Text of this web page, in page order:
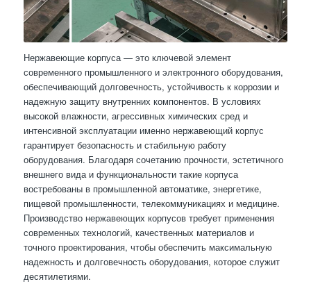
Нержавеющие корпуса — это ключевой элемент
современного промышленного и электронного оборудования,
обеспечивающий долговечность, устойчивость к коррозии и
надежную защиту внутренних компонентов. В условиях
высокой влажности, агрессивных химических сред и
интенсивной эксплуатации именно нержавеющий корпус
гарантирует безопасность и стабильную работу
оборудования. Благодаря сочетанию прочности, эстетичного
внешнего вида и функциональности такие корпуса
востребованы в промышленной автоматике, энергетике,
пищевой промышленности, телекоммуникациях и медицине.
Производство нержавеющих корпусов требует применения
современных технологий, качественных материалов и
точного проектирования, чтобы обеспечить максимальную
надежность и долговечность оборудования, которое служит
десятилетиями.